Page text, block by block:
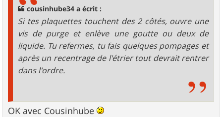
cousinhube34 a écrit :
Si tes plaquettes touchent des 2 côtés, ouvre une
vis de purge et enlève une goutte ou deux de
liquide. Tu refermes, tu fais quelques pompages et
après un recentrage de l'étrier tout devrait rentrer
dans l'ordre.
OK avec Cousinhube